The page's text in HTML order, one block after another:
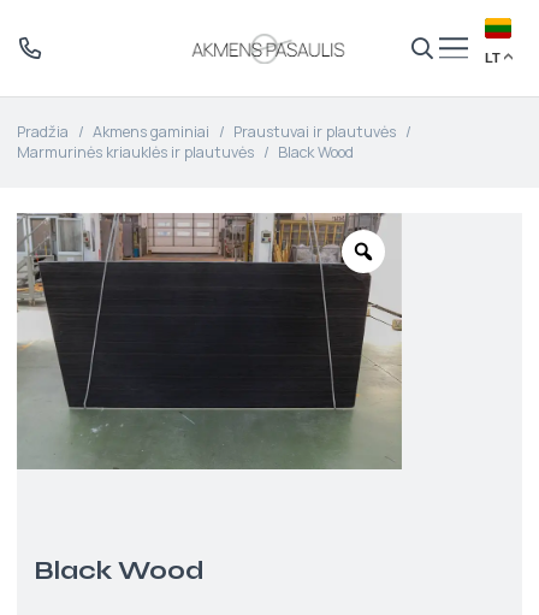
LT
Pradžia / Akmens gaminiai / Praustuvai ir plautuvės /
Marmurinės kriauklės ir plautuvės / Black Wood
Black Wood